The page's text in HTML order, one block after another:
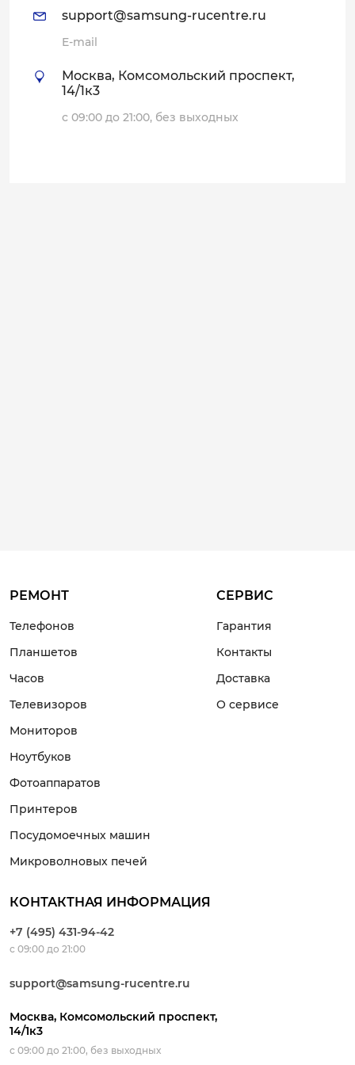
support@samsung-rucentre.ru
E-mail
Москва, Комсомольский проспект,
14/1к3
с 09:00 до 21:00, без выходных
РЕМОНТ
Телефонов
Планшетов
Часов
Телевизоров
Мониторов
Ноутбуков
Фотоаппаратов
Принтеров
Посудомоечных машин
Микроволновых печей
СЕРВИС
Гарантия
Контакты
Доставка
О сервисе
КОНТАКТНАЯ ИНФОРМАЦИЯ
+7 (495) 431-94-42
с 09:00 до 21:00
support@samsung-rucentre.ru
Москва, Комсомольский проспект,
14/1к3
с 09:00 до 21:00, без выходных